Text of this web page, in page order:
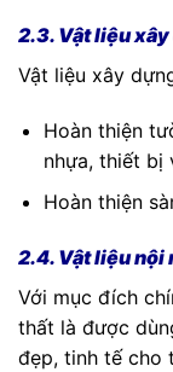
2.3. Vật liệu
Vật liệu xây
Hoàn thiện
nhựa, thiết bị
Hoàn thiện
2.4. Vật liệu nội
Với mục đích
thất là được
đẹp, tinh tế cho